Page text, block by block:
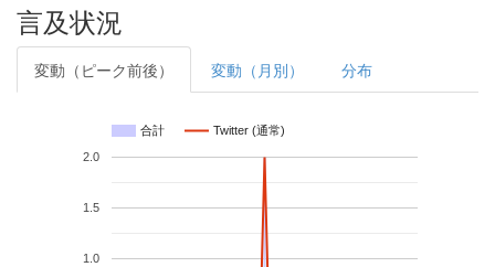
言及状況
変動（ピーク前後） 変動（月別） 分布
合計 Twitter (通常)
1.0
1.5
2.0